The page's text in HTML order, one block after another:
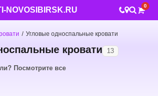
NOVOSIBIRSK.RU 0
/ Угловые односпальные кровати
кровати 13
Посмотрите все